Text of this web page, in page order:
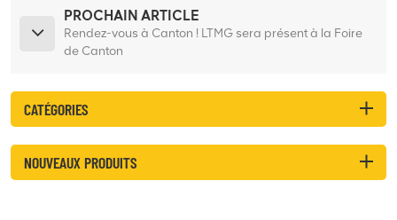
PROCHAIN ARTICLE
Rendez-vous à Canton ! LTMG sera présent à la Foire
de Canton
CATÉGORIES
NOUVEAUX PRODUITS